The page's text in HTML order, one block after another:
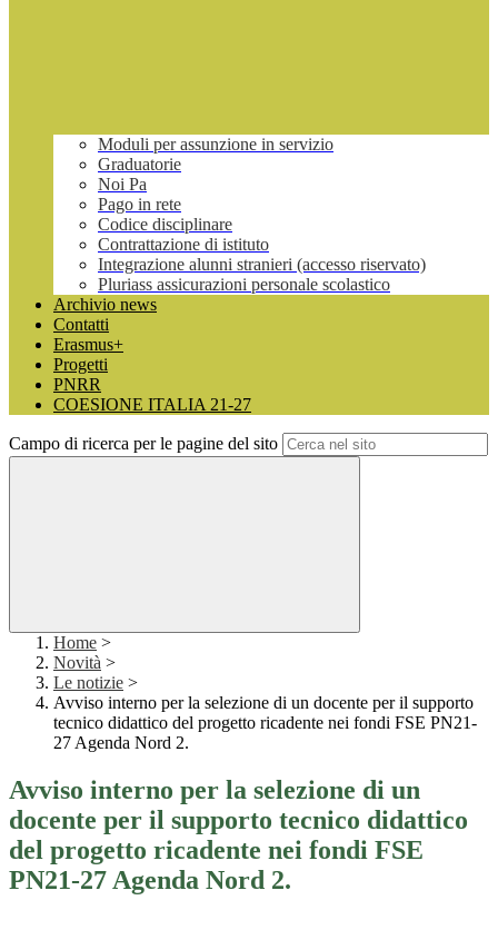
Moduli per assunzione in servizio
Graduatorie
Noi Pa
Pago in rete
Codice disciplinare
Contrattazione di istituto
Integrazione alunni stranieri (accesso riservato)
Pluriass assicurazioni personale scolastico
Archivio news
Contatti
Erasmus+
Progetti
PNRR
COESIONE ITALIA 21-27
Campo di ricerca per le pagine del sito
Home >
Novità >
Le notizie >
Avviso interno per la selezione di un docente per il supporto
tecnico didattico del progetto ricadente nei fondi FSE PN21-
27 Agenda Nord 2.
Avviso interno per la selezione di un
docente per il supporto tecnico didattico
del progetto ricadente nei fondi FSE
PN21-27 Agenda Nord 2.